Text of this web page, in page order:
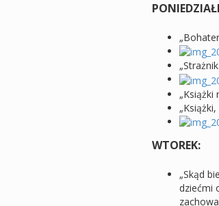
„Książki
WTOREK:
„Skąd
dziećmi